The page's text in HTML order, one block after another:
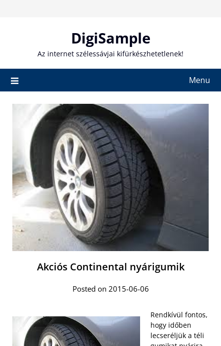
DigiSample
Az internet szélessávjai kifürkészhetetlenek!
Menu
Akciós Continental nyárigumik
Posted on 2015-06-06
Rendkívül fontos,
hogy időben
lecseréljük a téli